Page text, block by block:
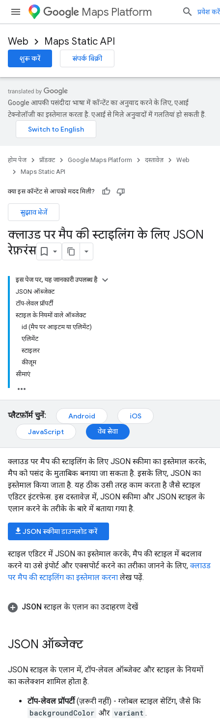
Maps Platform प्रवेश करें
Web Maps Static API
शुरू करें संपर्क बिक्री
Google आपकी पसंदीदा भाषा में कॉन्टेंट का अनुवाद करने के लिए, एआई
टेक्नोलॉजी का इस्तेमाल करता है. एआई से मिले अनुवादों में गलतियां हो सकती हैं.
होम पेज प्रॉडक्ट Google Maps Platform दस्तावेज़
Web
Maps Static API
क्या इस कॉन्टेंट से आपको मदद मिली?
सुझाव भेजें
क्लाउड पर मैप की स्टाइलिंग के लिए JSON
रेफ़रंस
इस पेज पर, यह जानकारी उपलब्ध है
JSON ऑब्जेक्ट
टॉप-लेवल प्रॉपर्टी
स्टाइल के नियमों वाले ऑब्जेक्ट
id (मैप पर आइटम या एलिमेंट)
एलिमेंट
स्टाइलर
कीज़ूम
सीमाएं
प्लैटफ़ॉर्म चुनें: Android
iOS
JavaScript
वेब सेवा
क्लाउड पर मैप की स्टाइलिंग के लिए JSON स्कीमा का इस्तेमाल करके,
मैप को पसंद के मुताबिक बनाया जा सकता है. इसके लिए, JSON का
इस्तेमाल किया जाता है. यह ठीक उसी तरह काम करता है जैसे स्टाइल
एडिटर इंटरफ़ेस. इस दस्तावेज़ में, JSON स्कीमा और JSON स्टाइल के
एलान करने के तरीके के बारे में बताया गया है.
downloadJSON स्कीमा डाउनलोड करें
स्टाइल एडिटर में JSON का इस्तेमाल करके, मैप की स्टाइल में बदलाव
करने या उसे इंपोर्ट और एक्सपोर्ट करने का तरीका जानने के लिए, क्लाउड
पर मैप की स्टाइलिंग का इस्तेमाल करना लेख पढ़ें.
JSON स्टाइल के एलान का उदाहरण देखें
JSON ऑब्जेक्ट
JSON स्टाइल के एलान में, टॉप-लेवल ऑब्जेक्ट और स्टाइल के नियमों
का कलेक्शन शामिल होता है.
टॉप-लेवल प्रॉपर्टी(ज़रूरी नहीं) - ग्लोबल स्टाइल सेटिंग, जैसे कि
backgroundColor और variant .